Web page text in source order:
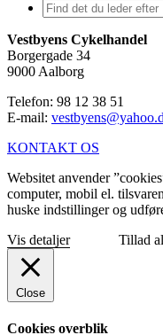
Vestbyens Cykelhandel
Borgergade 34
9000 Aalborg
Telefon: 98 12 38 51
E-mail:
KONTAKT OS
Websitet anvender
computer, mobil el.
huske indstillinger og
Vis detaljer
Tillad
Close
Cookies overblik